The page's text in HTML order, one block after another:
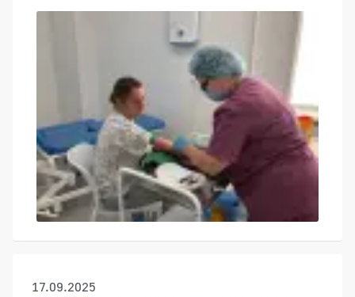
17.09.2025